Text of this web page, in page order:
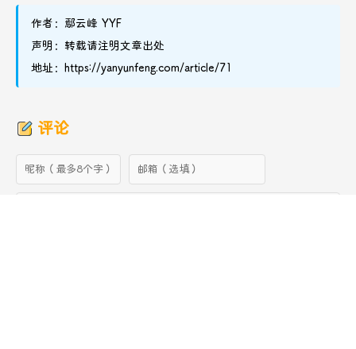
作者：鄢云峰 YYF
声明：转载请注明文章出处
地址：https://yanyunfeng.com/article/71
评论